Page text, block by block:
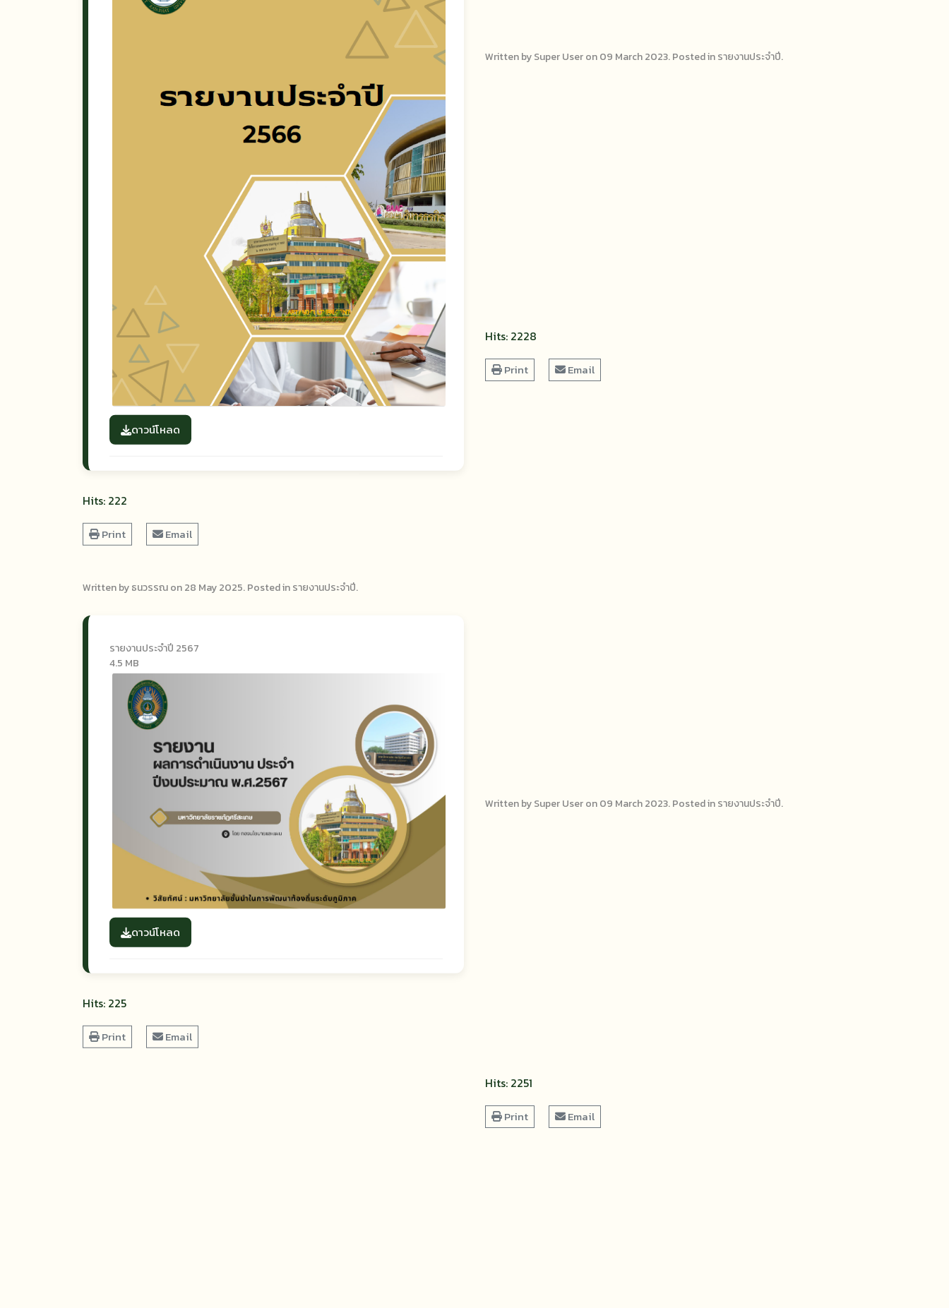
ดาวน์โหลด
Hits: 222
Print Email
Written by Super User on09 March 2023. Posted inรายงานประจำปี.
Hits: 2228
Print Email
Written by ธนวรรณ on28 May 2025. Posted inรายงานประจำปี.
รายงานประจำปี 2567
4.5 MB
ดาวน์โหลด
Hits: 225
Print Email
Written by Super User on09 March 2023. Posted inรายงานประจำปี.
Hits: 2251
Print Email